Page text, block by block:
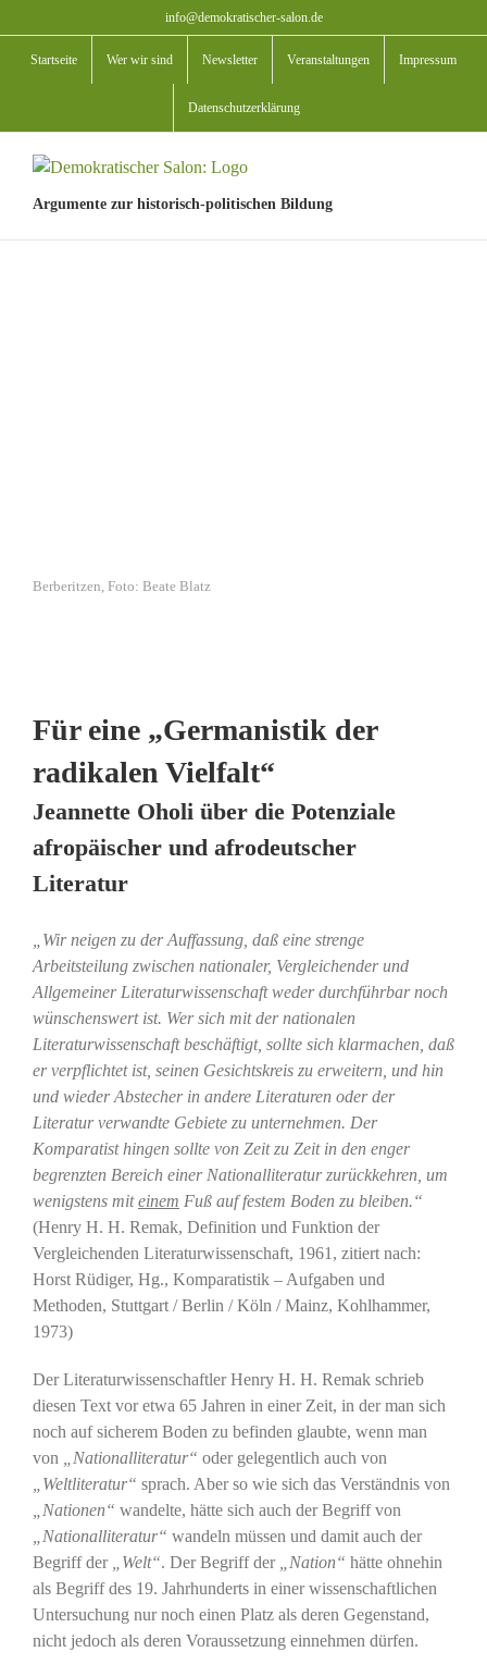
Inhalt
springen
info@demokratischer-salon.de
Startseite Wer wir sind Newsletter Veranstaltungen Impressum
Datenschutzerklärung
Argumente zur historisch-politischen Bildung
Berberitzen, Foto: Beate Blatz
Für eine „Germanistik der
radikalen Vielfalt“
Jeannette Oholi über die Potenziale
afropäischer und afrodeutscher
Literatur
„Wir neigen zu der Auffassung, daß eine strenge
Arbeitsteilung zwischen nationaler, Vergleichender und
Allgemeiner Literaturwissenschaft weder durchführbar noch
wünschenswert ist. Wer sich mit der nationalen
Literaturwissenschaft beschäftigt, sollte sich klarmachen, daß
er verpflichtet ist, seinen Gesichtskreis zu erweitern, und hin
und wieder Abstecher in andere Literaturen oder der
Literatur verwandte Gebiete zu unternehmen. Der
Komparatist hingen sollte von Zeit zu Zeit in den enger
begrenzten Bereich einer Nationalliteratur zurückkehren, um
wenigstens miteinem Fuß auf festem Boden zu bleiben.“
(Henry H. H. Remak, Definition und Funktion der
Vergleichenden Literaturwissenschaft, 1961, zitiert nach:
Horst Rüdiger, Hg., Komparatistik – Aufgaben und
Methoden, Stuttgart / Berlin / Köln / Mainz, Kohlhammer,
1973)
Der Literaturwissenschaftler Henry H. H. Remak schrieb
diesen Text vor etwa 65 Jahren in einer Zeit, in der man sich
noch auf sicherem Boden zu befinden glaubte, wenn man
von
„Nationalliteratur“ oder gelegentlich auch von
„Weltliteratur“ sprach. Aber so wie sich das Verständnis von
„Nationen“ wandelte, hätte sich auch der Begriff von
„Nationalliteratur“ wandeln müssen und damit auch der
Begriff der
„Welt“. Der Begriff der „Nation“ hätte ohnehin
als Begriff des 19. Jahrhunderts in einer wissenschaftlichen
Untersuchung nur noch einen Platz als deren Gegenstand,
nicht jedoch als deren Voraussetzung einnehmen dürfen.